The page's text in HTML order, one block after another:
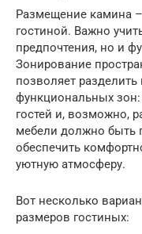
Размещение камина
гостиной. Важно
предпочтения, но и
Зонирование
позволяет
функциональных
гостей и, возможно,
мебели должно быть
обеспечить
уютную атмосферу.
Вот несколько
размеров гостиных: